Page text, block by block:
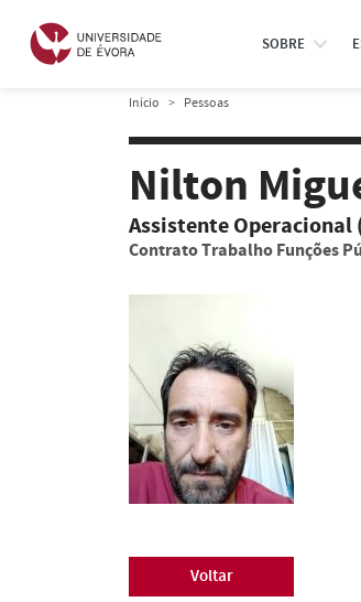
SOBRE
Início Pessoas
Nilton
Assistente Operacional
Contrato Trabalho Funções
Voltar